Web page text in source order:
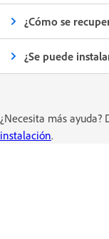
¿Cómo se
¿Se puede
¿Necesita más ayuda?
instalación.